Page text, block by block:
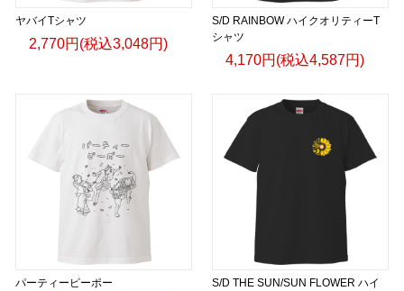
ヤバイTシャツ
2,770円(税込3,048円)
S/D RAINBOW ハイクオリティーT
シャツ
4,170円(税込4,587円)
パーティーピーポー
S/D THE SUN/SUN FLOWER ハイ